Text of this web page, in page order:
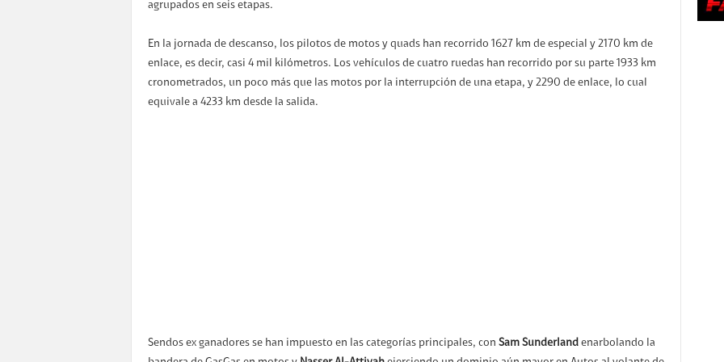
agrupados en seis etapas.
En la jornada de descanso, los pilotos de motos y quads han recorrido 1627 km de especial y 2170 km de
enlace, es decir, casi 4 mil kilómetros. Los vehículos de cuatro ruedas han recorrido por su parte 1933 km
cronometrados, un poco más que las motos por la interrupción de una etapa, y 2290 de enlace, lo cual
equivale a 4233 km desde la salida.
Sendos ex ganadores se han impuesto en las categorías principales, con Sam Sunderland enarbolando la